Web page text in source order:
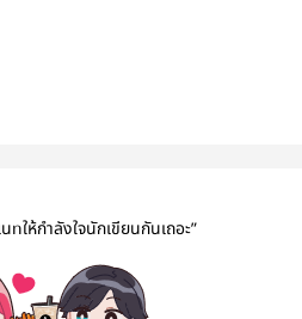
ทให้กำลังใจนักเขียนกันเถอะ”